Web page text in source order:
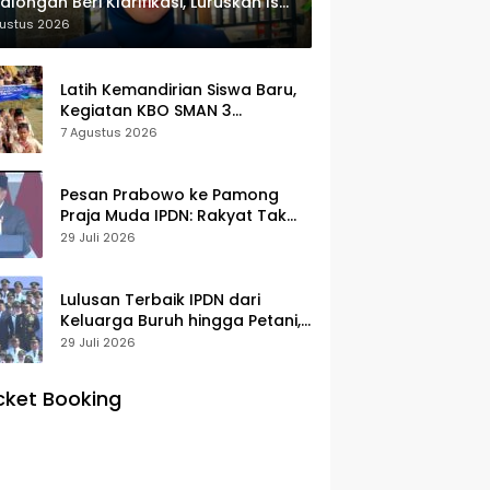
Revitalisasi
2026
Latih Kemandirian Siswa Baru,
Kegiatan KBO SMAN 3
Pekalongan Mendapat
7 Agustus 2026
Pesan Prabowo ke Pamong
Praja Muda IPDN: Rakyat Tak
Butuh Birokrasi Berbelit
29 Juli 2026
Lulusan Terbaik IPDN dari
Keluarga Buruh hingga Petani,
Prabowo: Membanggakan Hati
29 Juli 2026
Booking